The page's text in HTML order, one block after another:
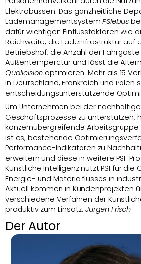
Elektrobussen. Das ganzheitliche
LademanagementsystemPSIebus
dafür wichtigen Einflussfaktoren wie
Reichweite, die Ladeinfrastruktur auf
Betriebshof, die Anzahl der
Außentemperatur und lässt die
Qualicision optimieren. Mehr als 15
in Deutschland, Frankreich und Polen
entscheidungsunterstützende
Um Unternehmen bei der
Geschäftsprozesse zu unterstützen,
konzernübergreifende Arbeitsgruppe
ist es, bestehende
Performance-Indikatoren zu
erweitern und diese in weitere PSI-
Künstliche Intelligenz nutzt PSI für die
Energie- und Materialflusses in
Aktuell kommen in Kundenprojekten
verschiedene Verfahren der
produktiv zum Einsatz.Jürgen Frisch
Der Autor